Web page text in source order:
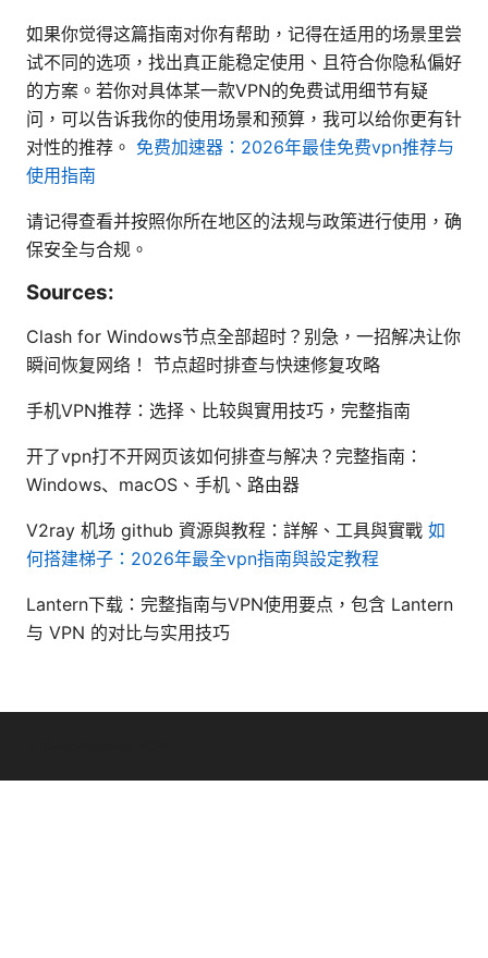
如果你觉得这篇指南对你有帮助，记得在适用的场景里尝
试不同的选项，找出真正能稳定使用、且符合你隐私偏好
的方案。若你对具体某一款VPN的免费试用细节有疑
问，可以告诉我你的使用场景和预算，我可以给你更有针
对性的推荐。 免费加速器：2026年最佳免费vpn推荐与
使用指南
请记得查看并按照你所在地区的法规与政策进行使用，确
保安全与合规。
Sources:
Clash for Windows节点全部超时？别急，一招解决让你
瞬间恢复网络！ 节点超时排查与快速修复攻略
手机VPN推荐：选择、比较與實用技巧，完整指南
开了vpn打不开网页该如何排查与解决？完整指南：
Windows、macOS、手机、路由器
V2ray 机场 github 資源與教程：詳解、工具與實戰 如
何搭建梯子：2026年最全vpn指南與設定教程
Lantern下载：完整指南与VPN使用要点，包含 Lantern
与 VPN 的对比与实用技巧